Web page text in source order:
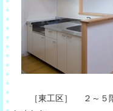
［東工区］ ２～５階